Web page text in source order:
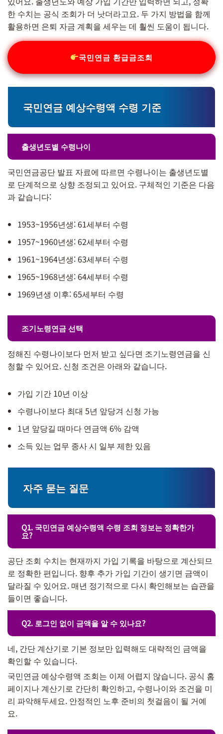
한 수치는 공식 조회가 더 낫더라고요. 두 가지 방법을 함께
활용하면 은퇴 자금 계획을 세우는 데 훨씬 도움이 됩니다.
국민연금 환급금조회
국민연금 예상수령액 수령 기준
출생년도별 수령나이
국민연금공단 발표 자료에 따르면 수령나이는 출생년도별
로 단계적으로 상향 조정되고 있어요. 구체적인 기준은 다음
과 같습니다:
1953~1956년생: 61세부터 수령
1957~1960년생: 62세부터 수령
1961~1964년생: 63세부터 수령
1965~1968년생: 64세부터 수령
1969년생 이후: 65세부터 수령
조기노령연금 선택
정해진 수령나이보다 먼저 받고 싶다면 조기노령연금을 신
청할 수 있어요. 신청 조건은 아래와 같습니다.
가입 기간 10년 이상
수령나이보다 최대 5년 앞당겨 신청 가능
1년 앞당길 때마다 연금액 6% 감액
소득 있는 업무 종사 시 일부 제한 있음
자주 묻는 질문
Q1. 국민연금 예상수령액 수령 조회 정보는 정확한가
요?
공단 조회 수치는 현재까지 가입 기록을 바탕으로 계산되므
로 정확한 편입니다. 향후 추가 가입 기간이 생기면 금액이
달라질 수 있어요. 매년 정기적으로 다시 확인해보는 습관을
들이면 좋습니다.
Q2. 로그인 없이 금액을 알 수 있나요?
네, 간단 계산기로 기본 정보만 입력해도 대략적인 금액을
확인할 수 있습니다.
국민연금 예상수령액 조회는 이제 어렵지 않습니다. 공식 홈
페이지나 계산기로 간단히 확인하고, 수령나이와 조건을 미
리 파악해두세요. 안정적인 노후 준비의 첫걸음이 될 거예
요.